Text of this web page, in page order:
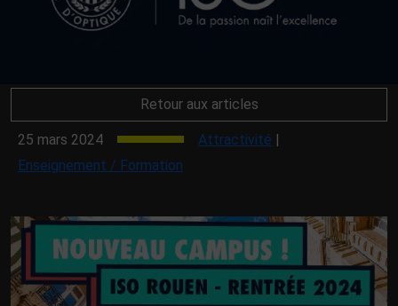
Retour aux articles
25 mars 2024 Attractivité |
Enseignement / Formation